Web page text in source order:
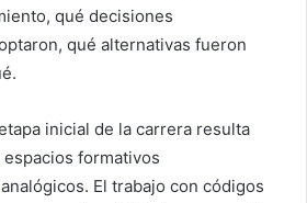
qué decisiones
qué alternativas fueron
inicial de la carrera resulta
formativos
El trabajo con códigos